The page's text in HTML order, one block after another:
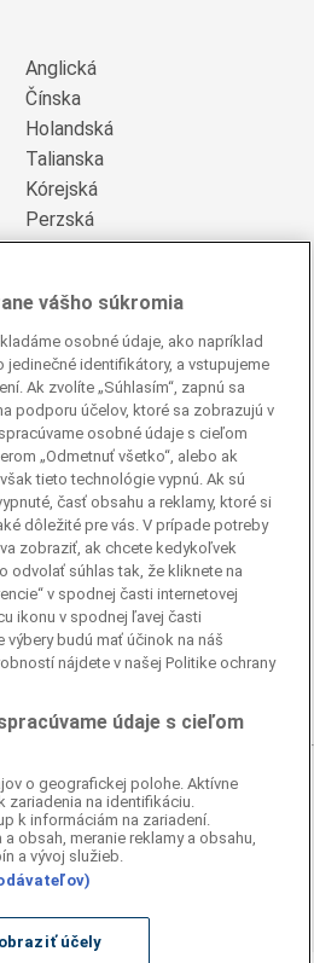
Anglická
Čínska
Holandská
Talianska
Kórejská
Perzská
Portugalská
Španielska
Turecká
Vietnamská
Times Slovensko
Publikovanie alebo ďalšie šírenie
zo zdrojov TASR je bez
súhlasu TASR porušením
vášho súkromia
osobné údaje, ako napríklad
jedinečné identifikátory, a vstupujeme
Ak zvolíte „Súhlasím“, zapnú sa
podporu účelov, ktoré sa zobrazujú v
osobné údaje s cieľom
„Odmetnuť všetko“, alebo ak
tieto technológie vypnú. Ak sú
časť obsahu a reklamy, ktoré si
dôležité pre vás. V prípade potreby
zobraziť, ak chcete kedykoľvek
odvolať súhlas tak, že kliknete na
v spodnej časti internetovej
ikonu v spodnej ľavej časti
výbery budú mať účinok na náš
nájdete v našej Politike ochrany
údaje s cieľom
o geografickej polohe. Aktívne
zariadenia na identifikáciu.
k informáciám na zariadení.
obsah, meranie reklamy a obsahu,
a vývoj služieb.
účely